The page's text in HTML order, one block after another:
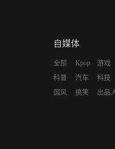
自媒体
全部
科普
国风
Kpop
汽车
搞笑
游戏
科技
出品